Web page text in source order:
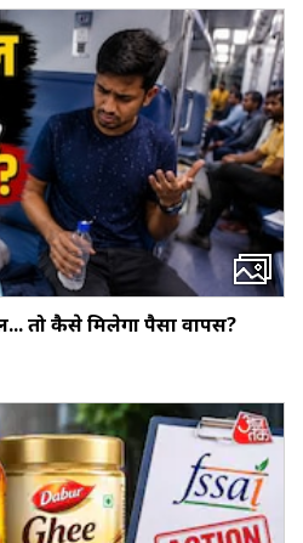
तो कैसे मिलेगा पैसा वापस?